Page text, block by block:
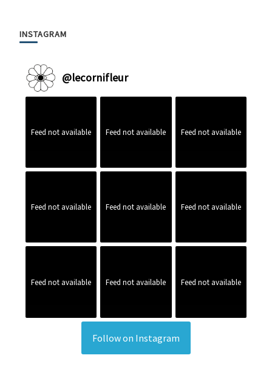
INSTAGRAM
@lecornifleur
Feed not available Feed not available Feed not available
Feed not available Feed not available Feed not available
Feed not available Feed not available Feed not available
Follow on Instagram